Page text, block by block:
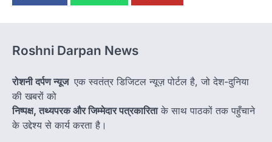
Roshni Darpan News
रोशनी दर्पण न्यूज एक स्वतंत्र डिजिटल न्यूज़ पोर्टल है, जो देश-दुनिया
की खबरों को
निष्पक्ष, तथ्यपरक और जिम्मेदार पत्रकारिताके साथ पाठकों तक पहुँचाने
के उद्देश्य से कार्य करता है।